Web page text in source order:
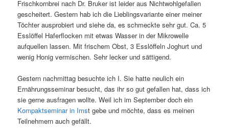
Frischkornbrei nach Dr. Bruker ist leider aus Nichtwohlgefallen
gescheitert. Gestern hab ich die Lieblingsvariante einer meiner
Töchter ausprobiert und siehe da, es schmeckte sehr gut. Ca. 5
Esslöffel Haferflocken mit etwas Wasser in der Mikrowelle
aufquellen lassen. Mit frischem Obst, 3 Esslöffeln Joghurt und
wenig Honig vermischen. Sehr lecker und sättigend.
Gestern nachmittag besuchte ich I. Sie hatte neulich ein
Ernährungsseminar besucht, das ihr so gut gefallen hat, dass ich
sie gerne ausfragen wollte. Weil ich im September doch ein
Kompaktseminar in Imst gebe und möchte, dass es meinen
Teilnehmern auch gefällt.